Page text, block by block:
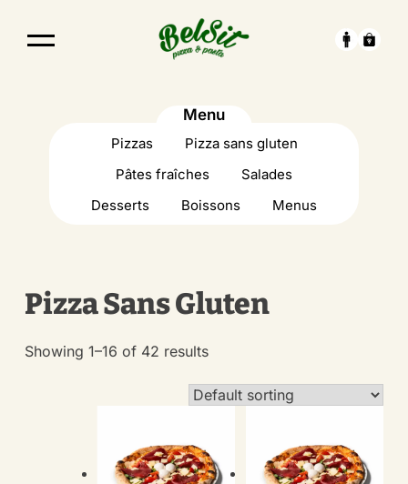
Menu
Pizzas
Pizza sans gluten
Pâtes fraîches
Salades
Desserts
Boissons Menus
Pizza Sans Gluten
Showing 1–16 of 42 results